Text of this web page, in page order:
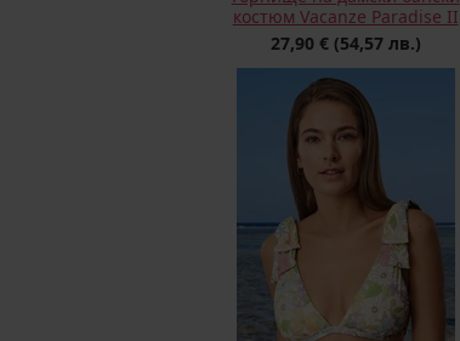
костюм Vacanze Paradise II
27,90 € (54,57 лв.)